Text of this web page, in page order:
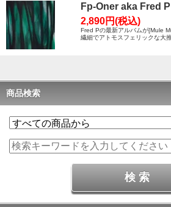
Fp-Oner aka Fred
2,890円(税込)
Fred Pの最新アルバムが[Mule
繊細でアトモスフェリックな大
商品検索